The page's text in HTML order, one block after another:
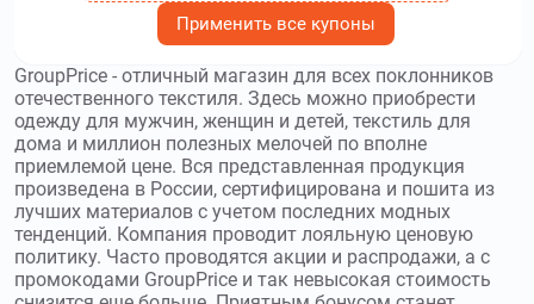
скидку до 10000₽
продает одежду и экипировку для тех, кто выбирает
активный отдых на природе. Используйте промокоды
Finntrailи получите скидку до 5000₽
voishe.ru–Магазин женской одежды бренда
voishe известен качественной продукцией. Используйте
промокоды voisheи получите скидку до 30000₽
grungejohn.com– Grunge John Orchestra
Применить все купоны
GroupPrice - отличный магазин для всех поклонников
отечественного текстиля. Здесь можно приобрести
одежду для мужчин, женщин и детей, текстиль для
дома и миллион полезных мелочей по вполне
приемлемой цене. Вся представленная продукция
произведена в России, сертифицирована и пошита из
лучших материалов с учетом последних модных
тенденций. Компания проводит лояльную ценовую
политику. Часто проводятся акции и распродажи, а с
промокодами GroupPrice и так невысокая стоимость